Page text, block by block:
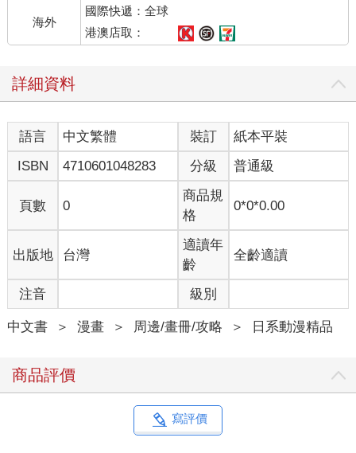
海外
國際快遞：全球
港澳店取：
詳細資料
語言 中文繁體 裝訂
紙本平裝
ISBN
4710601048283 分級 普通級
頁數 0
商品規
格
0*0*0.00
出版地 台灣
適讀年
齡
全齡適讀
注音 級別
中文書 ＞ 漫畫 ＞ 周邊/畫冊/攻略 ＞ 日系動漫精品
商品評價
寫評價